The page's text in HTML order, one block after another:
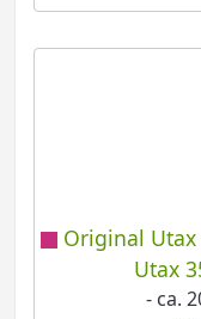
Original
Utax
- ca.